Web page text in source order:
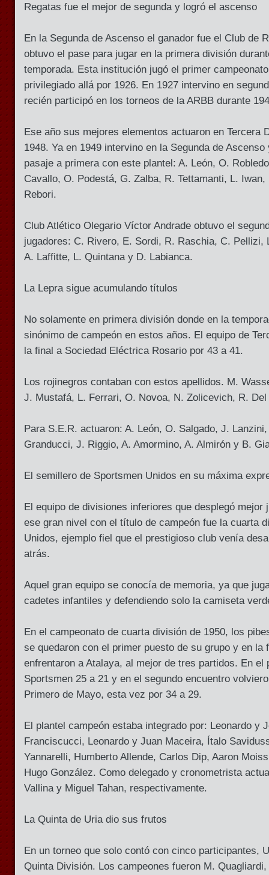
Regatas fue el mejor de segunda y logró el ascenso
En la Segunda de Ascenso el ganador fue el Club de
obtuvo el pase para jugar en la primera división
temporada. Esta institución jugó el primer
privilegiado allá por 1926. En 1927 intervino en
recién participó en los torneos de la ARBB durante
Ese año sus mejores elementos actuaron en Tercera
1948. Ya en 1949 intervino en la Segunda de
pasaje a primera con este plantel: A. León, O.
Cavallo, O. Podestá, G. Zalba, R. Tettamanti, L.
Rebori.
Club Atlético Olegario Víctor Andrade obtuvo el
jugadores: C. Rivero, E. Sordi, R. Raschia, C. Pellizi,
A. Laffitte, L. Quintana y D. Labianca.
La Lepra sigue acumulando títulos
No solamente en primera división donde en la
sinónimo de campeón en estos años. El equipo de
la final a Sociedad Eléctrica Rosario por 43 a 41.
Los rojinegros contaban con estos apellidos. M.
J. Mustafá, L. Ferrari, O. Novoa, N. Zolicevich, R.
Para S.E.R. actuaron: A. León, O. Salgado, J.
Granducci, J. Riggio, A. Amormino, A. Almirón y B.
El semillero de Sportsmen Unidos en su máxima
El equipo de divisiones inferiores que desplegó mejor
ese gran nivel con el título de campeón fue la cuarta
Unidos, ejemplo fiel que el prestigioso club venía
atrás.
Aquel gran equipo se conocía de memoria, ya que
cadetes infantiles y defendiendo solo la camiseta
En el campeonato de cuarta división de 1950, los
se quedaron con el primer puesto de su grupo y en la
enfrentaron a Atalaya, al mejor de tres partidos. En el
Sportsmen 25 a 21 y en el segundo encuentro
Primero de Mayo, esta vez por 34 a 29.
El plantel campeón estaba integrado por: Leonardo y
Franciscucci, Leonardo y Juan Maceira, Ítalo
Yannarelli, Humberto Allende, Carlos Dip, Aaron
Hugo González. Como delegado y cronometrista
Vallina y Miguel Tahan, respectivamente.
La Quinta de Uria dio sus frutos
En un torneo que solo contó con cinco participantes,
Quinta División. Los campeones fueron M.